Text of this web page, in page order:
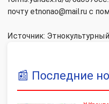
почту etnonao@mail.ru с
Источник:
📰 Последние